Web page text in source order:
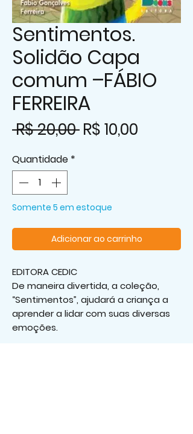
Sentimentos.
Solidão Capa
comum –FÁBIO
FERREIRA
R$ 20,00 Preço
R$ 10,00
Quantidade *
Somente 5 em estoque
Adicionar ao carrinho
EDITORA CEDIC
De maneira divertida, a coleção,
“Sentimentos”, ajudará a criança a
aprender a lidar com suas diversas
emoções.